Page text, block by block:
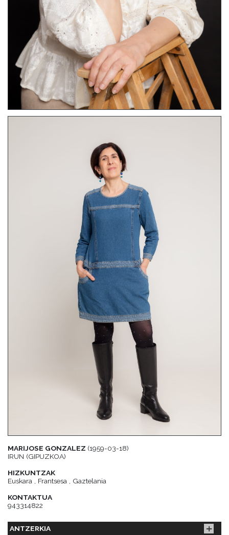
MARIJOSE GONZALEZ (1959-03-18)
IRUN (GIPUZKOA)
HIZKUNTZAK
Euskara , Frantsesa , Gaztelania
KONTAKTUA
943314822
ANTZERKIA